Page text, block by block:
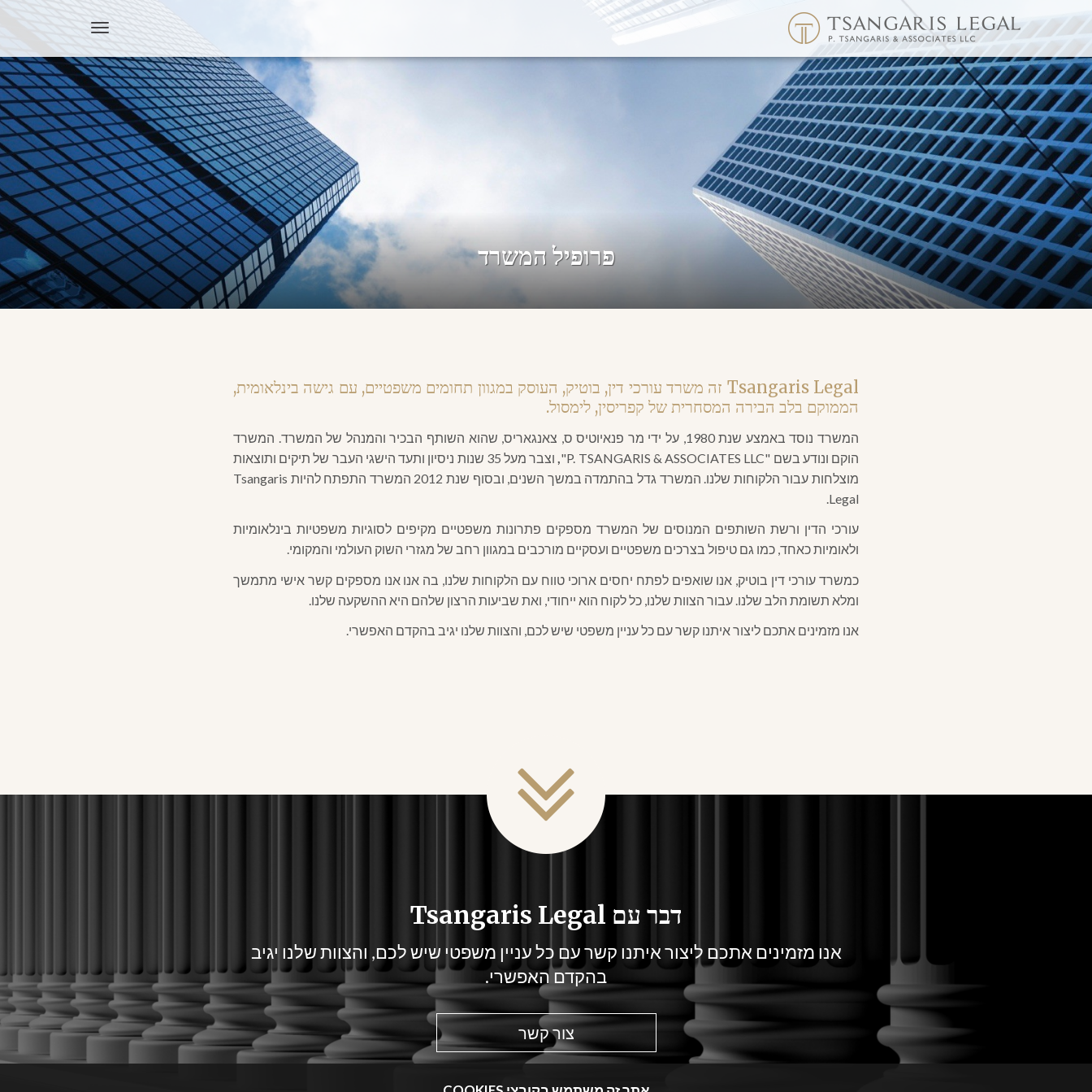
Toggle
navigation
פרופיל המשרד
Tsangaris Legal זה משרד עורכי דין, בוטיק, העוסק במגוון תחומים משפטיים, עם גישה בינלאומית,
הממוקם בלב הבירה המסחרית של קפריסין, לימסול.
המשרד נוסד באמצע שנת 1980, על ידי מר פנאיוטיס ס, צאנגאריס, שהוא השותף הבכיר והמנהל של המשרד. המשרד
הוקם ונודע בשם "P. TSANGARIS & ASSOCIATES LLC"
וצבר מעל 35 שנות ניסיון ותעד הישגי העבר של תיקים ותוצאות
מוצלחות עבור הלקוחות שלנו. המשרד גדל בהתמדה במשך השנים, ובסוף שנת 2012 המשרד התפתח להיות Tsangaris
Legal.
עורכי הדין ורשת השותפים המנוסים של המשרד מספקים פתרונות משפטיים מקיפים לסוגיות משפטיות בינלאומיות
ולאומיות כאחד, כמו גם טיפול בצרכים משפטיים ועסקיים מורכבים במגוון רחב של מגזרי השוק העולמי והמקומי.
כמשרד עורכי דין בוטיק, אנו שואפים לפתח יחסים ארוכי טווח עם הלקוחות שלנו, בה אנו אנו מספקים קשר אישי מתמשך
ומלא תשומת הלב שלנו. עבור הצוות שלנו, כל לקוח הוא ייחודי, ואת שביעות הרצון שלהם היא ההשקעה שלנו.
אנו מזמינים אתכם ליצור איתנו קשר עם כל עניין משפטי שיש לכם, והצוות שלנו יגיב בהקדם האפשרי.
דבר עם Tsangaris Legal
אנו מזמינים אתכם ליצור איתנו קשר עם כל עניין משפטי שיש לכם, והצוות שלנו יגיב
בהקדם האפשרי.
צור קשר